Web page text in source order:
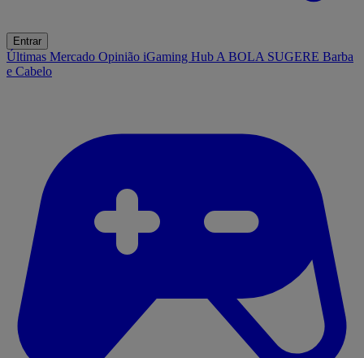
Entrar
Últimas Mercado Opinião iGaming Hub A BOLA SUGERE Barba
e Cabelo